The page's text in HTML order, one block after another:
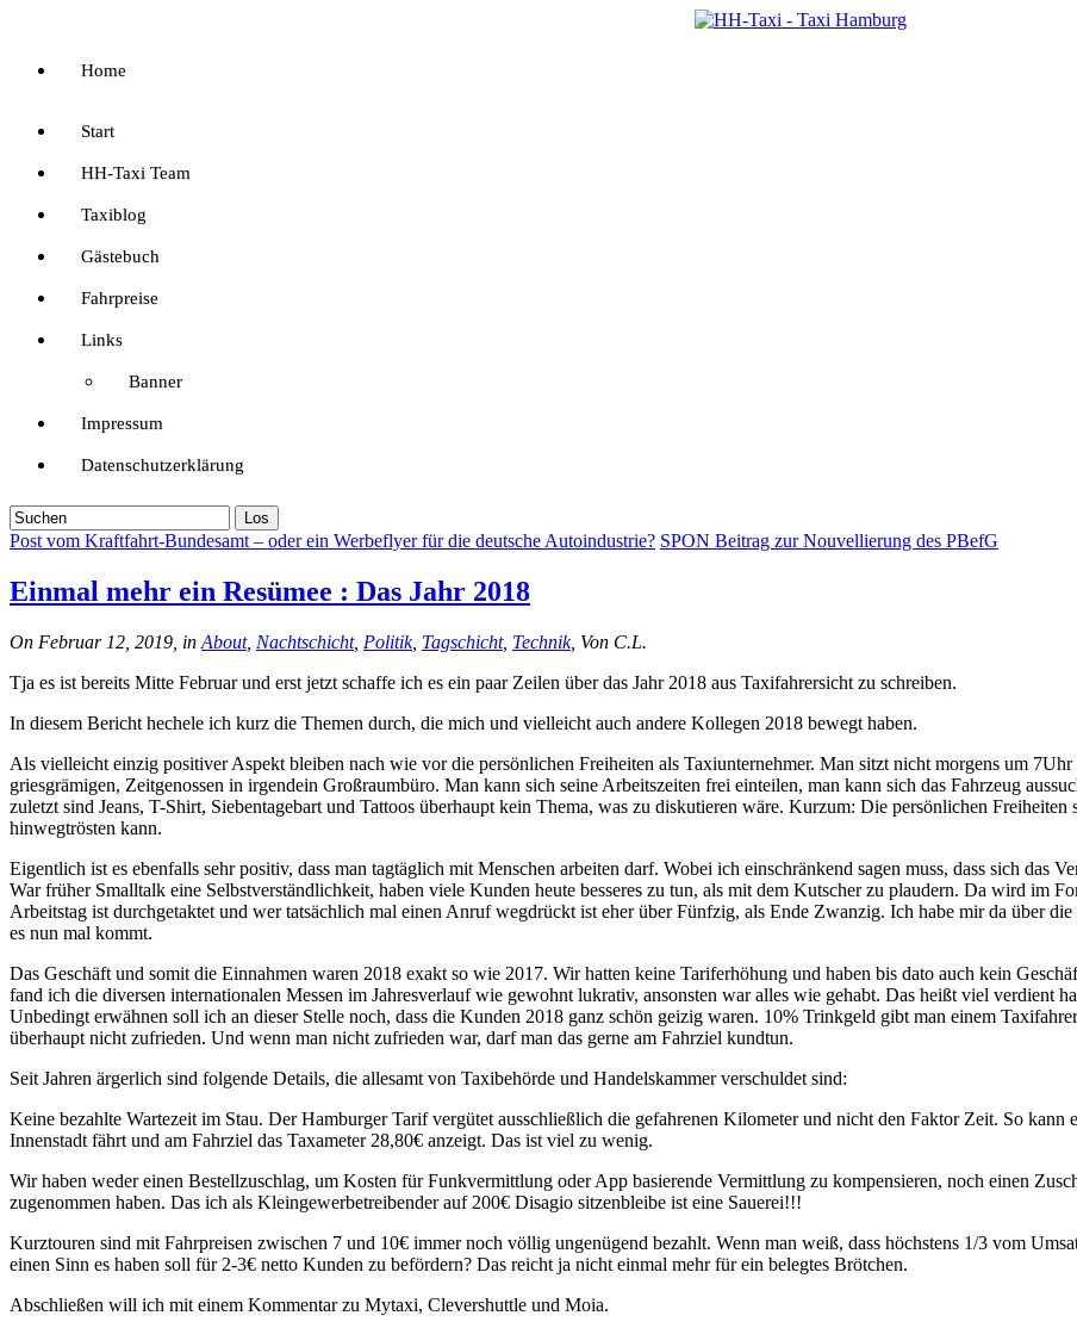
Home
Start
HH-Taxi Team
Taxiblog
Gästebuch
Fahrpreise
Links
Banner
Impressum
Datenschutzerklärung
Post vom Kraftfahrt-Bundesamt – oder ein Werbeflyer für die deutsche Autoindustrie? SPON Beitrag zur Nouvellierung des PBefG
Einmal mehr ein Resümee : Das Jahr 2018
On Februar 12, 2019, in About, Nachtschicht, Politik, Tagschicht, Technik, Von C.L.
Tja es ist bereits Mitte Februar und erst jetzt schaffe ich es ein paar Zeilen über das Jahr 2018 aus Taxifahrersicht zu schreiben.
In diesem Bericht hechele ich kurz die Themen durch, die mich und vielleicht auch andere Kollegen 2018 bewegt haben.
Als vielleicht einzig positiver Aspekt bleiben nach wie vor die persönlichen Freiheiten als Taxiunternehmer. Man sitzt nicht morgens um
griesgrämigen, Zeitgenossen in irgendein Großraumbüro. Man kann sich seine Arbeitszeiten frei einteilen, man kann sich das Fahrzeug
zuletzt sind Jeans, T-Shirt, Siebentagebart und Tattoos überhaupt kein Thema, was zu diskutieren wäre. Kurzum: Die persönlichen
hinwegtrösten kann.
Eigentlich ist es ebenfalls sehr positiv, dass man tagtäglich mit Menschen arbeiten darf. Wobei ich einschränkend sagen muss, dass sich das
War früher Smalltalk eine Selbstverständlichkeit, haben viele Kunden heute besseres zu tun, als mit dem Kutscher zu plaudern. Da wird im
Arbeitstag ist durchgetaktet und wer tatsächlich mal einen Anruf wegdrückt ist eher über Fünfzig, als Ende Zwanzig. Ich habe mir da über
es nun mal kommt.
Das Geschäft und somit die Einnahmen waren 2018 exakt so wie 2017. Wir hatten keine Tariferhöhung und haben bis dato auch kein
fand ich die diversen internationalen Messen im Jahresverlauf wie gewohnt lukrativ, ansonsten war alles wie gehabt. Das heißt viel verdient
Unbedingt erwähnen soll ich an dieser Stelle noch, dass die Kunden 2018 ganz schön geizig waren. 10% Trinkgeld gibt man einem
überhaupt nicht zufrieden. Und wenn man nicht zufrieden war, darf man das gerne am Fahrziel kundtun.
Seit Jahren ärgerlich sind folgende Details, die allesamt von Taxibehörde und Handelskammer verschuldet sind:
Keine bezahlte Wartezeit im Stau. Der Hamburger Tarif vergütet ausschließlich die gefahrenen Kilometer und nicht den Faktor Zeit. So kann
Innenstadt fährt und am Fahrziel das Taxameter 28,80€ anzeigt. Das ist viel zu wenig.
Wir haben weder einen Bestellzuschlag, um Kosten für Funkvermittlung oder App basierende Vermittlung zu kompensieren, noch einen
zugenommen haben. Das ich als Kleingewerbetreibender auf 200€ Disagio sitzenbleibe ist eine Sauerei!!!
Kurztouren sind mit Fahrpreisen zwischen 7 und 10€ immer noch völlig ungenügend bezahlt. Wenn man weiß, dass höchstens 1/3 vom
einen Sinn es haben soll für 2-3€ netto Kunden zu befördern? Das reicht ja nicht einmal mehr für ein belegtes Brötchen.
Abschließen will ich mit einem Kommentar zu Mytaxi, Clevershuttle und Moia.